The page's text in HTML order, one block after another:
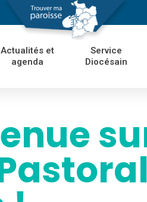
Actualités et
agenda
Service
Diocésain